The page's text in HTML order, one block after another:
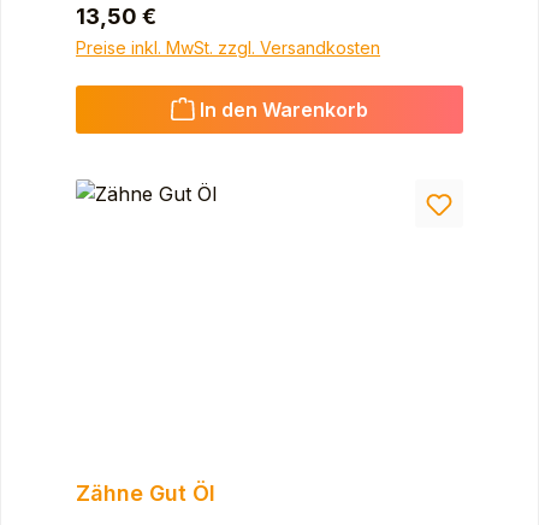
Regulärer Preis:
13,50 €
Preise inkl. MwSt. zzgl. Versandkosten
In den Warenkorb
Zähne Gut Öl